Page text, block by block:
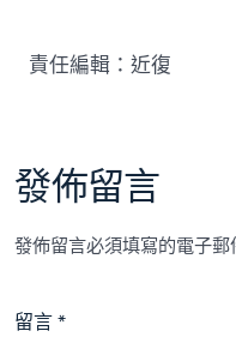
責任編輯：近復
發佈留言
發佈留言必須填寫的電子郵
留言*